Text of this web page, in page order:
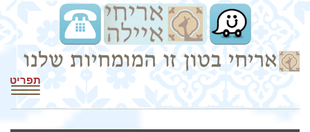
תפריט